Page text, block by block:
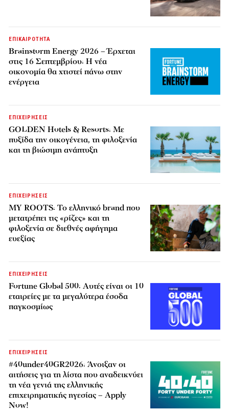
ΕΠΙΚΑΙΡΟΤΗΤΑ
Brainstorm Energy 2026 – Έρχεται
στις 16 Σεπτεμβρίου: Η νέα
οικονομία θα χτιστεί πάνω στην
ενέργεια
ΕΠΙΧΕΙΡΗΣΕΙΣ
GOLDEN Hotels & Resorts: Με
πυξίδα την οικογένεια, τη φιλοξενία
και τη βιώσιμη ανάπτυξη
ΕΠΙΧΕΙΡΗΣΕΙΣ
MY ROOTS: Το ελληνικό brand που
μετατρέπει τις «ρίζες» και τη
φιλοξενία σε διεθνές αφήγημα
ευεξίας
ΕΠΙΧΕΙΡΗΣΕΙΣ
Fortune Global 500: Αυτές είναι οι 10
εταιρείες με τα μεγαλύτερα έσοδα
παγκοσμίως
ΕΠΙΧΕΙΡΗΣΕΙΣ
#40under40GR2026: Άνοιξαν οι
αιτήσεις για τη λίστα που αναδεικνύει
τη νέα γενιά της ελληνικής
επιχειρηματικής ηγεσίας – Apply
Now!